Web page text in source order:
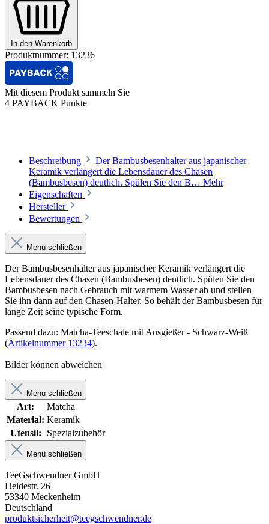
In den Warenkorb
Produktnummer: 13236
Mit diesem Produkt sammeln Sie
4 PAYBACK Punkte
Beschreibung
Der Bambusbesenhalter aus japanischer
Keramik verlängert die Lebensdauer des Chasen
(Bambusbesen) deutlich. Spülen Sie den B… Mehr
Eigenschaften
Hersteller
Bewertungen
Menü schließen
Der Bambusbesenhalter aus japanischer Keramik verlängert die
Lebensdauer des Chasen (Bambusbesen) deutlich. Spülen Sie den
Bambusbesen nach Gebrauch mit warmem Wasser ab und stellen
Sie ihn dann auf den Chasen-Halter. So behält der Bambusbesen für
lange Zeit seine typische Form.
Passend dazu: Matcha-Teeschale mit Ausgießer - Schwarz-Weiß
(Artikelnummer 13234).
Bilder können abweichen
Menü schließen
Art:
Matcha
Material: Keramik
Utensil:
Spezialzubehör
Menü schließen
TeeGschwendner GmbH
Heidestr. 26
53340 Meckenheim
Deutschland
produktsicherheit@teegschwendner.de